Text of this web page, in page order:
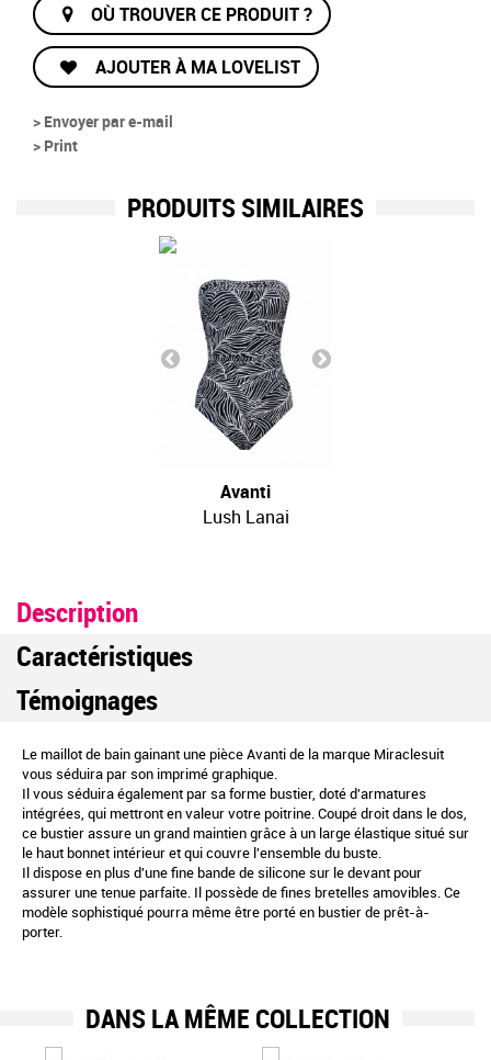
OÙ TROUVER CE PRODUIT ?
AJOUTER À MA LOVELIST
> Envoyer par e-mail
> Print
PRODUITS SIMILAIRES
Avanti
Lush Lanai
Description
Caractéristiques
Témoignages
Le maillot de bain gainant une pièce Avanti de la marque Miraclesuit
vous séduira par son imprimé graphique.
Il vous séduira également par sa forme bustier, doté d'armatures
intégrées, qui mettront en valeur votre poitrine. Coupé droit dans le dos,
ce bustier assure un grand maintien grâce à un large élastique situé sur
le haut bonnet intérieur et qui couvre l'ensemble du buste.
Il dispose en plus d'une fine bande de silicone sur le devant pour
assurer une tenue parfaite. Il possède de fines bretelles amovibles. Ce
modèle sophistiqué pourra même être porté en bustier de prêt-à-
porter.
DANS LA MÊME COLLECTION